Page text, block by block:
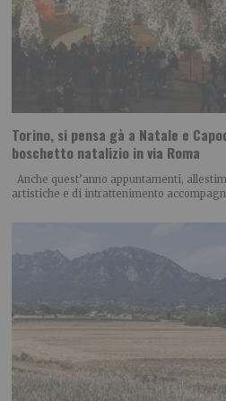
Torino, si pensa gà a Natale e
boschetto natalizio in via Roma
Anche quest’anno appuntamenti,
artistiche e di intrattenimento